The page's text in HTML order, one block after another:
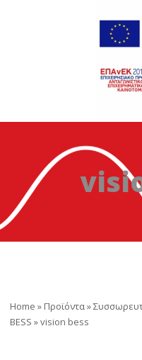
Home » Προϊόντα»
BESS »vision bess